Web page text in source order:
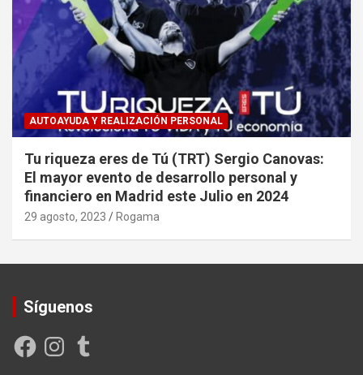
AUTOAYUDA Y REALIZACIÓN PERSONAL
Tu riqueza eres de Tú (TRT) Sergio Canovas:
El mayor evento de desarrollo personal y
financiero en Madrid este Julio en 2024
29 agosto, 2023 Rogama
Síguenos
FacebookInstagramTumblr